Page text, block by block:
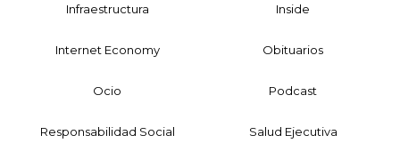
Infraestructura Inside
Internet Economy Obituarios
Ocio Podcast
Responsabilidad Social Salud Ejecutiva